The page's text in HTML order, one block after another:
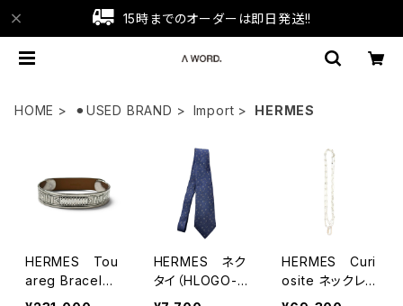
15時までのオーダーは即日発送!!
HOME ⚫︎USED BRAND Import HERMES
HERMES Tou
areg Bracelet
(T4)
HERMES ネク
タイ（HLOGO-N
AVY)
HERMES Curi
osite ネックレ
ス